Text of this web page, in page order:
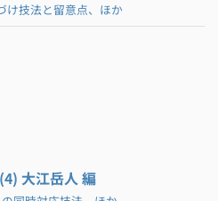
け技法と留意点、ほか
大江岳人 編